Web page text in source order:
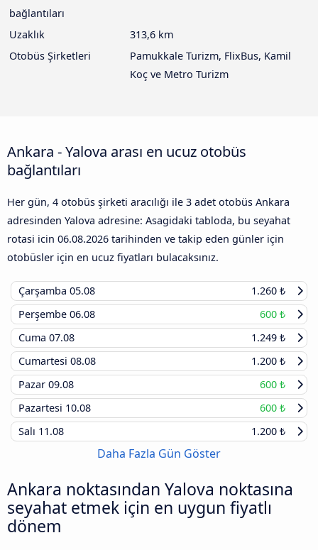
bağlantıları
Uzaklık
313,6 km
Otobüs Şirketleri
Pamukkale Turizm, FlixBus, Kamil
Koç ve Metro Turizm
Ankara - Yalova arası en ucuz otobüs
bağlantıları
Her gün, 4 otobüs şirketi aracılığı ile 3 adet otobüs Ankara
adresinden Yalova adresine: Asagidaki tabloda, bu seyahat
rotasi icin 06.08.2026 tarihinden ve takip eden günler için
otobüsler için en ucuz fiyatları bulacaksınız.
Çarşamba 05.08
1.260 ₺
Perşembe 06.08
600 ₺
Cuma 07.08
1.249 ₺
Cumartesi 08.08
1.200 ₺
Pazar 09.08
600 ₺
Pazartesi 10.08
600 ₺
Salı 11.08 1.200 ₺
Daha Fazla Gün Göster
Ankara noktasından Yalova noktasına
seyahat etmek için en uygun fiyatlı
dönem